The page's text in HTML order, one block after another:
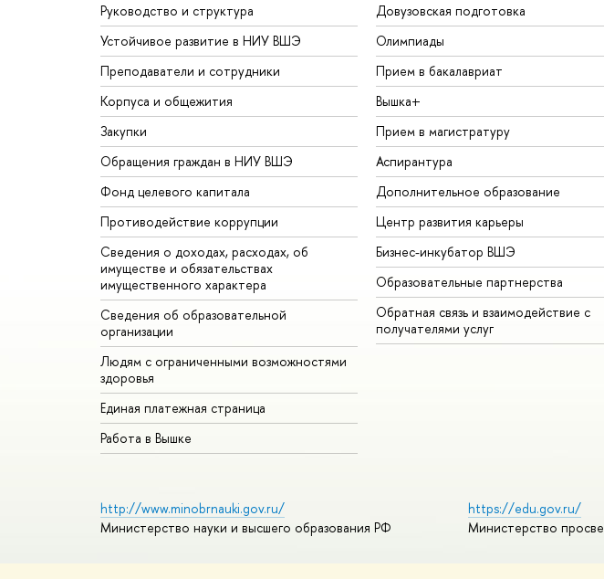
Руководство и структура
Устойчивое развитие в НИУ ВШЭ
Преподаватели и сотрудники
Корпуса и общежития
Закупки
Обращения граждан в НИУ ВШЭ
Фонд целевого капитала
Противодействие коррупции
Сведения о доходах, расходах, об
имуществе и обязательствах
имущественного характера
Сведения об образовательной
организации
Людям с ограниченными возможностями
здоровья
Единая платежная страница
Работа в Вышке
Довузовская подготовка
Олимпиады
Прием в бакалавриат
Вышка+
Прием в магистратуру
Аспирантура
Дополнительное образование
Центр развития карьеры
Бизнес-инкубатор ВШЭ
Образовательные партнерства
Обратная связь и взаимодействие с
получателями услуг
http://www.minobrnauki.gov.ru/
Министерство науки и высшего образования РФ
https://edu.gov.ru/
Министерство